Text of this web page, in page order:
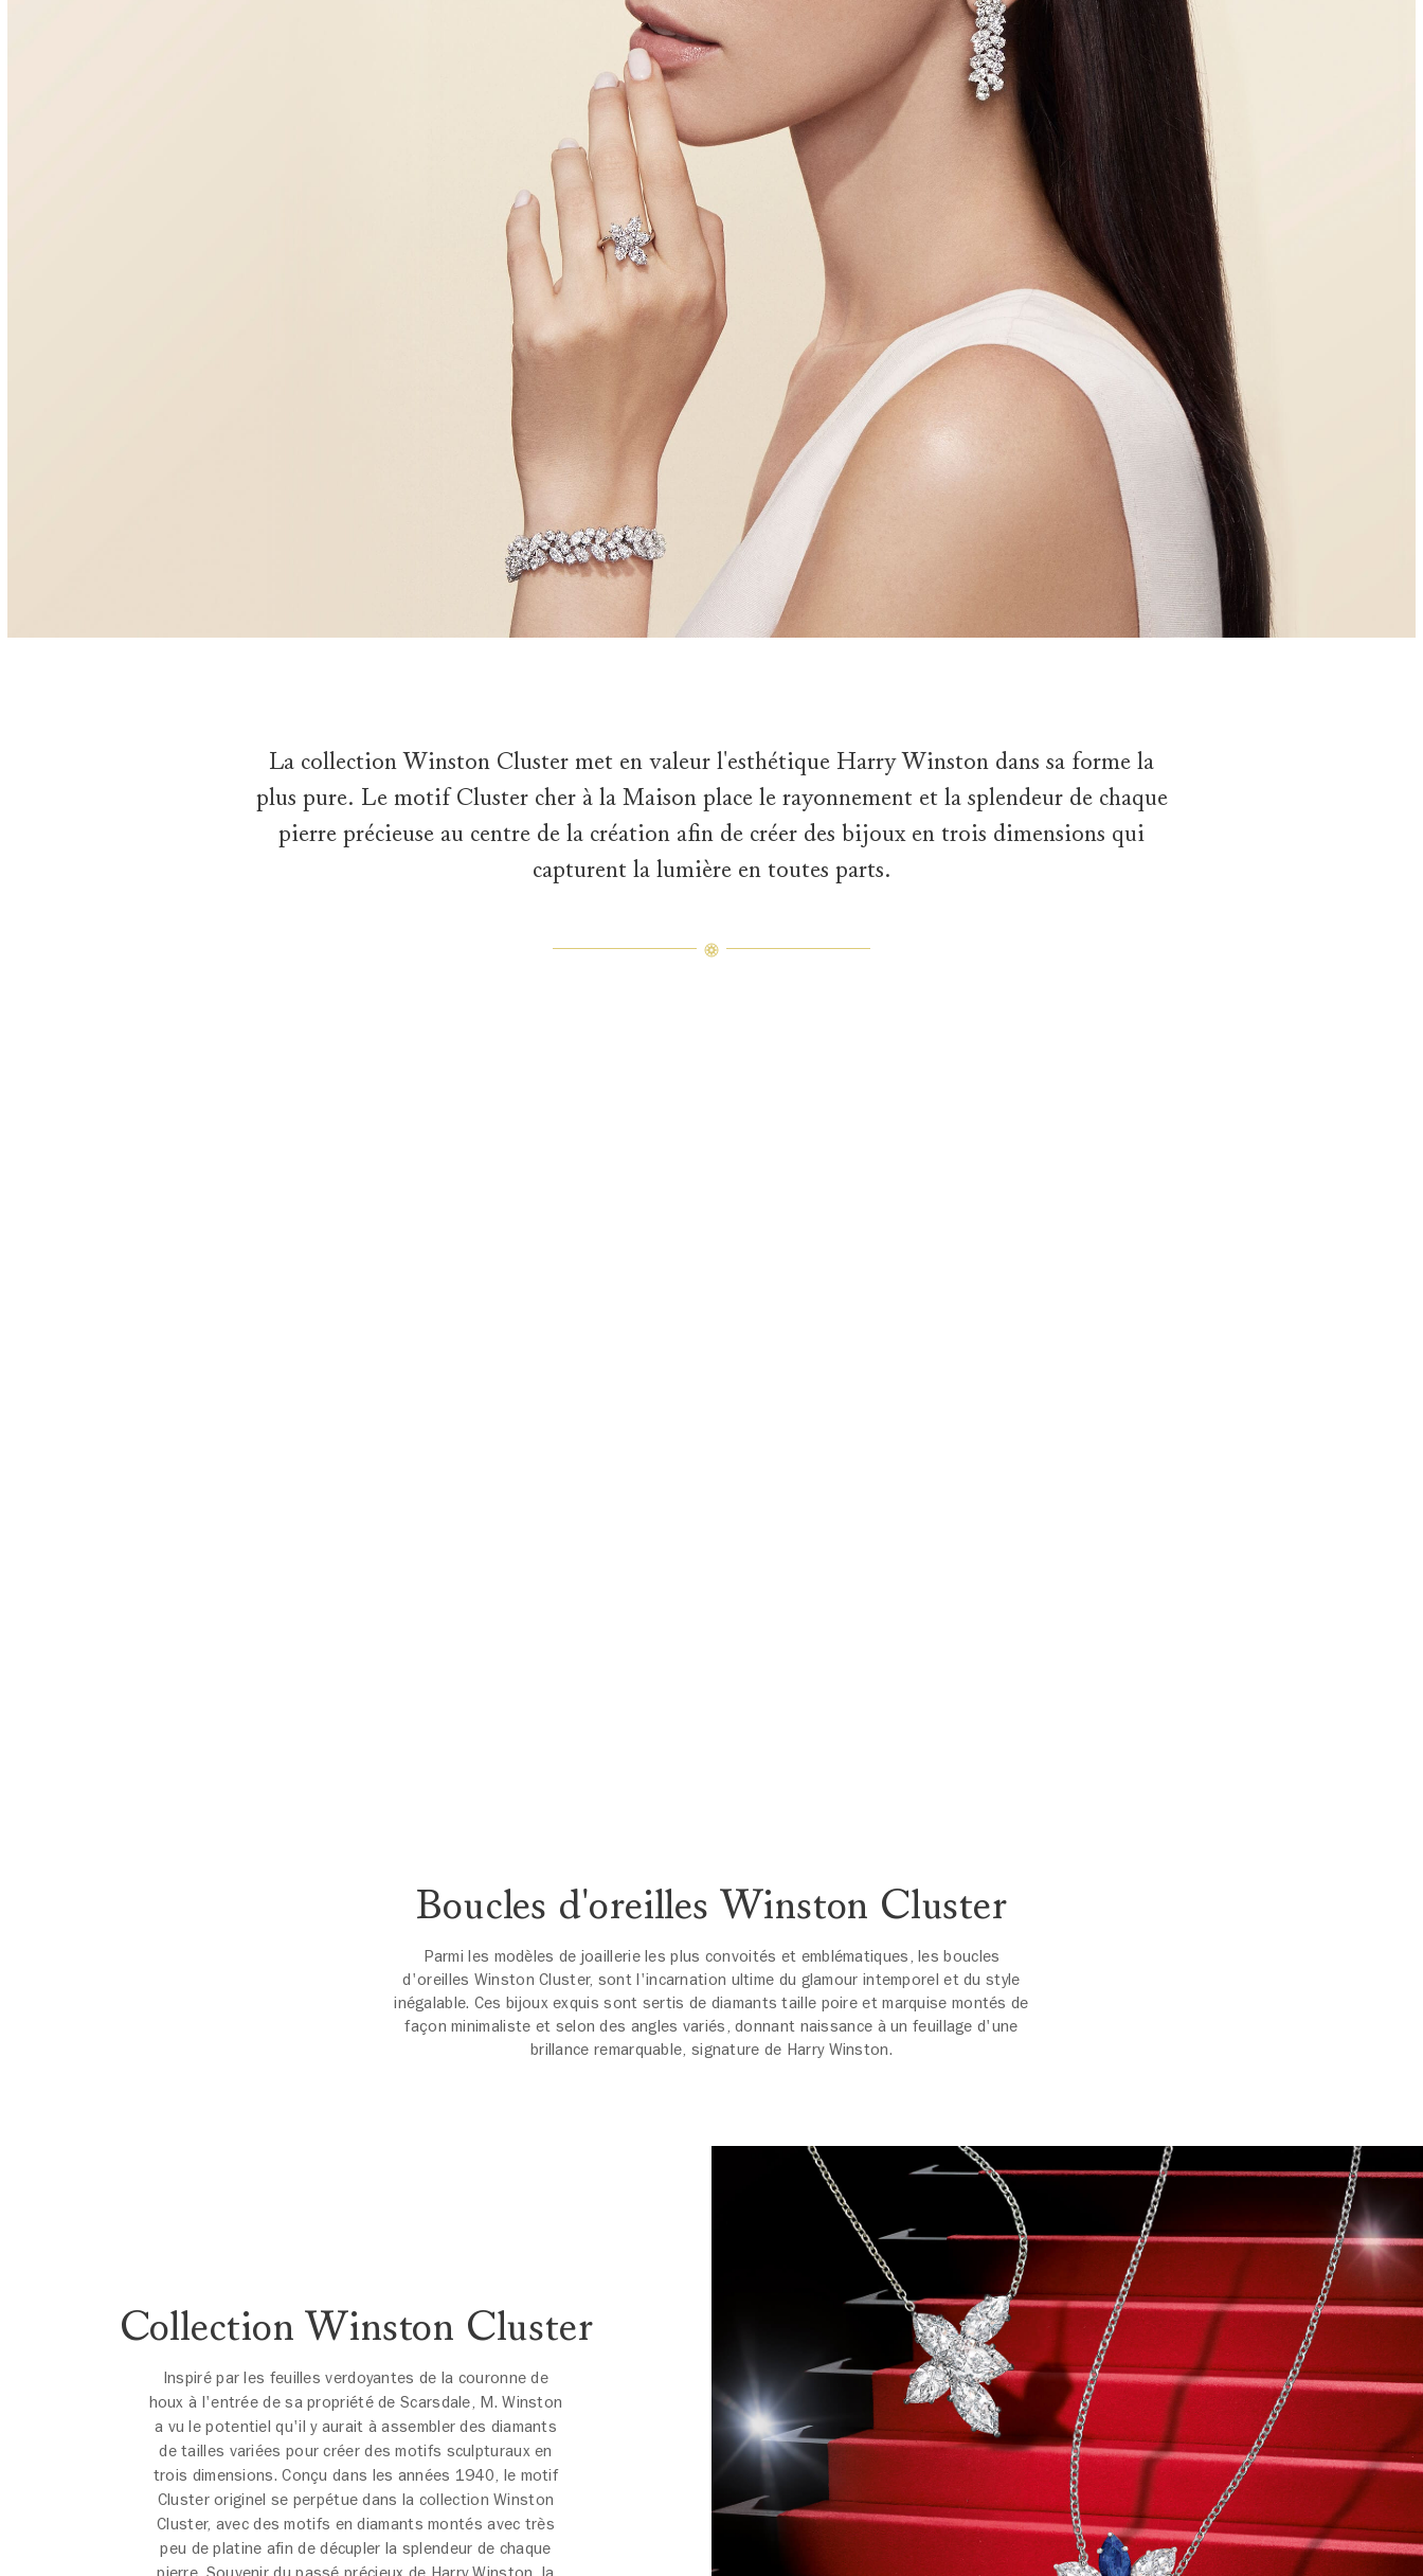
La collection Winston Cluster met en valeur l'esthétique Harry Winston dans sa forme la
plus pure. Le motif Cluster cher à la Maison place le rayonnement et la splendeur de chaque
pierre précieuse au centre de la création afin de créer des bijoux en trois dimensions qui
capturent la lumière en toutes parts.
Boucles d'oreilles Winston Cluster
Parmi les modèles de joaillerie les plus convoités et emblématiques, les boucles
d'oreilles Winston Cluster, sont l'incarnation ultime du glamour intemporel et du style
inégalable. Ces bijoux exquis sont sertis de diamants taille poire et marquise montés de
façon minimaliste et selon des angles variés, donnant naissance à un feuillage d'une
brillance remarquable, signature de Harry Winston.
Collection Winston Cluster
Inspiré par les feuilles verdoyantes de la couronne de
houx à l'entrée de sa propriété de Scarsdale, M. Winston
a vu le potentiel qu'il y aurait à assembler des diamants
de tailles variées pour créer des motifs sculpturaux en
trois dimensions. Conçu dans les années 1940, le motif
Cluster originel se perpétue dans la collection Winston
Cluster, avec des motifs en diamants montés avec très
peu de platine afin de décupler la splendeur de chaque